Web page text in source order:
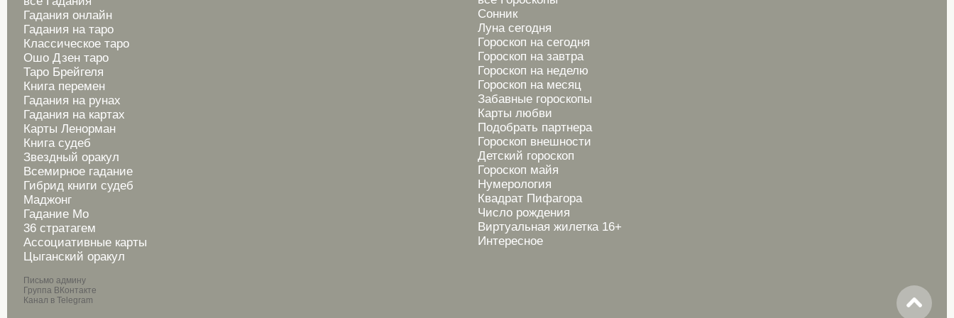
Гадания онлайн
Гадания на таро
Классическое таро
Ошо Дзен таро
Таро Брейгеля
Книга перемен
Гадания на рунах
Гадания на картах
Карты Ленорман
Книга судеб
Звездный оракул
Всемирное гадание
Гибрид книги судеб
Маджонг
Гадание Мо
36 стратагем
Ассоциативные карты
Цыганский оракул
Письмо админу
Группа ВКонтакте
Канал в Telegram
Сонник
Луна сегодня
Гороскоп на сегодня
Гороскоп на завтра
Гороскоп на неделю
Гороскоп на месяц
Забавные гороскопы
Карты любви
Подобрать партнера
Гороскоп внешности
Детский гороскоп
Гороскоп майя
Нумерология
Квадрат Пифагора
Число рождения
Виртуальная жилетка 16+
Интересное